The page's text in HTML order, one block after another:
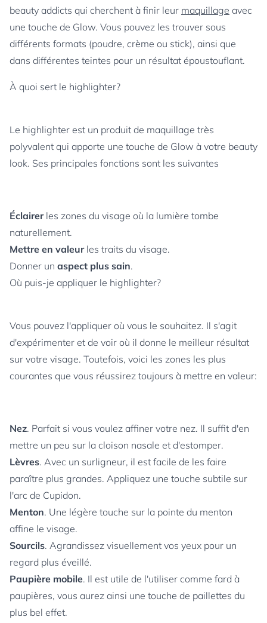
beauty addicts qui cherchent à finir leur maquillage avec
une touche de Glow. Vous pouvez les trouver sous
différents formats (poudre, crème ou stick), ainsi que
dans différentes teintes pour un résultat époustouflant.
À quoi sert le highlighter?
Le highlighter est un produit de maquillage très
polyvalent qui apporte une touche de Glow à votre beauty
look. Ses principales fonctions sont les suivantes
Éclairer les zones du visage où la lumière tombe
naturellement.
Mettre en valeurles traits du visage.
Donner un aspect plus sain.
Où puis-je appliquer le highlighter?
Vous pouvez l'appliquer où vous le souhaitez. Il s'agit
d'expérimenter et de voir où il donne le meilleur résultat
sur votre visage. Toutefois, voici les zones les plus
courantes que vous réussirez toujours à mettre en valeur:
Nez. Parfait si vous voulez affiner votre nez. Il suffit d'en
mettre un peu sur la cloison nasale et d'estomper.
Lèvres. Avec un surligneur, il est facile de les faire
paraître plus grandes. Appliquez une touche subtile sur
l'arc de Cupidon.
Menton. Une légère touche sur la pointe du menton
affine le visage.
Sourcils. Agrandissez visuellement vos yeux pour un
regard plus éveillé.
Paupière mobile. Il est utile de l'utiliser comme fard à
paupières, vous aurez ainsi une touche de paillettes du
plus bel effet.